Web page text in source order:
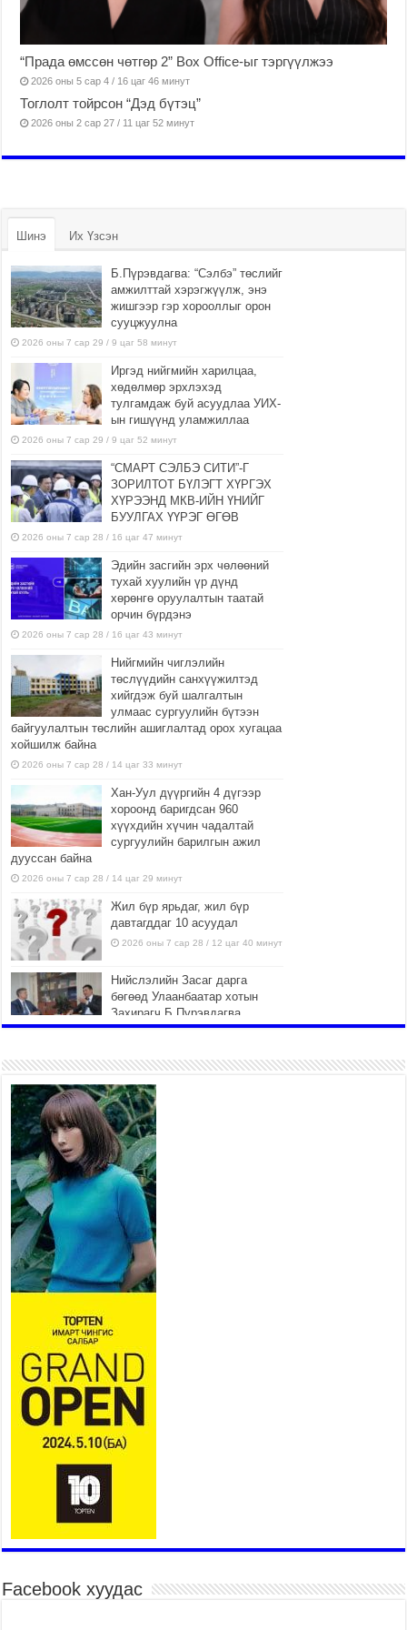
“Прада өмссөн чөтгөр 2” Box Office-ыг тэргүүлжээ
2026 оны 5 сар 4 / 16 цаг 46 минут
Тоглолт тойрсон “Дэд бүтэц”
2026 оны 2 сар 27 / 11 цаг 52 минут
Шинэ Их Үзсэн
Б.Пүрэвдагва: “Сэлбэ” төслийг
амжилттай хэрэгжүүлж, энэ
жишгээр гэр хорооллыг орон
сууцжуулна
2026 оны 7 сар 29 / 9 цаг 58 минут
Иргэд нийгмийн харилцаа,
хөдөлмөр эрхлэхэд
тулгамдаж буй асуудлаа УИХ-
ын гишүүнд уламжиллаа
2026 оны 7 сар 29 / 9 цаг 52 минут
“СМАРТ СЭЛБЭ СИТИ”-Г
ЗОРИЛТОТ БҮЛЭГТ ХҮРГЭХ
ХҮРЭЭНД МКВ-ИЙН ҮНИЙГ
БУУЛГАХ ҮҮРЭГ ӨГӨВ
2026 оны 7 сар 28 / 16 цаг 47 минут
Эдийн засгийн эрх чөлөөний
тухай хуулийн үр дүнд
хөрөнгө оруулалтын таатай
орчин бүрдэнэ
2026 оны 7 сар 28 / 16 цаг 43 минут
Нийгмийн чиглэлийн
төслүүдийн санхүүжилтэд
хийгдэж буй шалгалтын
улмаас сургуулийн бүтээн
байгуулалтын төслийн ашиглалтад орох хугацаа
хойшилж байна
2026 оны 7 сар 28 / 14 цаг 33 минут
Хан-Уул дүүргийн 4 дүгээр
хороонд баригдсан 960
хүүхдийн хүчин чадалтай
сургуулийн барилгын ажил
дууссан байна
2026 оны 7 сар 28 / 14 цаг 29 минут
Жил бүр ярьдаг, жил бүр
давтагддаг 10 асуудал
2026 оны 7 сар 28 / 12 цаг 40 минут
Нийслэлийн Засаг дарга
бөгөөд Улаанбаатар хотын
Захирагч Б.Пүрэвдагва
өнөөдөр НҮБ-ын Суурин
2026 оны 7 сар 28 / 9 цаг 44 минут
МЭДЭГДЭЛ
2026 оны 7 сар 28 / 9 цаг 35 минут
Ерөнхий сайд Н.Учрал Япон
Улсаас Монгол Улсад суугаа
Онц бөгөөд Бүрэн эрхт Элчин
сайд Игавахара Масарүг
хүлээн авч уулзлаа
2026 оны 7 сар 27 / 16 цаг 26 минут
Орон нутагт санхүүгийн эрх
мэдлийг олгож, Иргэдийн
тавьдаг байх эрх зүйн орчныг
бүрдүүлнэ
2026 оны 7 сар 27 / 16 цаг 22 минут
Байгаль орчин, хүнс, хөдөө аж ахуйн байнгын
хороо 37 асуудлыг хэлэлцэн, 14 хууль, 6
тогтоол батлуулжээ
2026 оны 7 сар 27 / 16 цаг 16 минут
Сөүлийн гудамж амралтын өдрүүдэд
автомашингүй бүс боллоо
2026 оны 7 сар 27 / 11 цаг 58 минут
Дамбадаржаа дулааны станцад 10 дугаар сард
Facebook хуудас